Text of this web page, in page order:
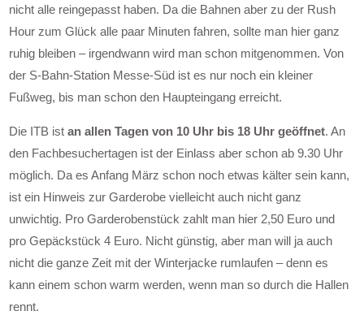
nicht alle reingepasst haben. Da die Bahnen aber zu der Rush
Hour zum Glück alle paar Minuten fahren, sollte man hier ganz
ruhig bleiben – irgendwann wird man schon mitgenommen. Von
der S-Bahn-Station Messe-Süd ist es nur noch ein kleiner
Fußweg, bis man schon den Haupteingang erreicht.
Die ITB istan allen Tagen von 10 Uhr bis 18 Uhr geöffnet. An
den Fachbesuchertagen ist der Einlass aber schon ab 9.30 Uhr
möglich. Da es Anfang März schon noch etwas kälter sein kann,
ist ein Hinweis zur Garderobe vielleicht auch nicht ganz
unwichtig. Pro Garderobenstück zahlt man hier 2,50 Euro und
pro Gepäckstück 4 Euro. Nicht günstig, aber man will ja auch
nicht die ganze Zeit mit der Winterjacke rumlaufen – denn es
kann einem schon warm werden, wenn man so durch die Hallen
rennt.